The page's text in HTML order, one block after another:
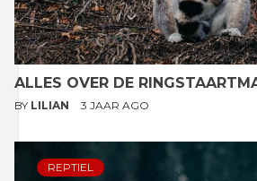
ALLES OVER DE
BY LILIAN 3 JAAR AGO
REPTIEL